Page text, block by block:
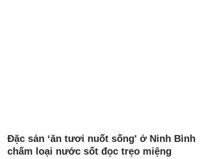
Đặc sản ‘ăn tươi nuốt sống' ở Ninh Bình
chấm loại nước sốt đọc trẹo miệng